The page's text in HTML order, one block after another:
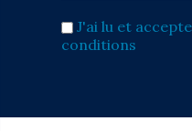
J'ai lu et
conditions